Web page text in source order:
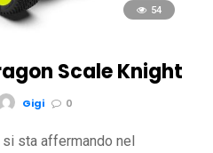
54
Scale Knight
Gigi 0
si sta affermando nel